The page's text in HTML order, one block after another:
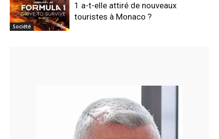
Société
1 a-t-elle attiré de nouveaux
touristes à Monaco ?